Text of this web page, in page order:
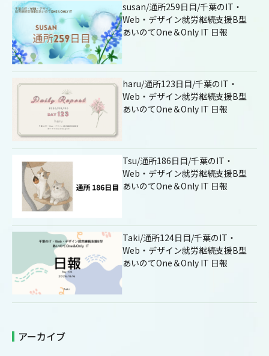
susan/通所259日目/千葉のIT・
Web・デザイン就労継続支援B型
あいのてOne＆Only IT 日報
haru/通所123日目/千葉のIT・
Web・デザイン就労継続支援B型
あいのてOne＆Only IT 日報
Tsu/通所186日目/千葉のIT・
Web・デザイン就労継続支援B型
あいのてOne＆Only IT 日報
Taki/通所124日目/千葉のIT・
Web・デザイン就労継続支援B型
あいのてOne＆Only IT 日報
アーカイブ